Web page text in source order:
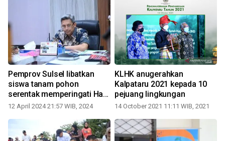
Pemprov Sulsel libatkan
siswa tanam pohon
serentak memperingati Hari
Bumi
12 April 2024 21:57 WIB, 2024
KLHK anugerahkan
Kalpataru 2021 kepada 10
pejuang lingkungan
14 October 2021 11:11 WIB, 2021